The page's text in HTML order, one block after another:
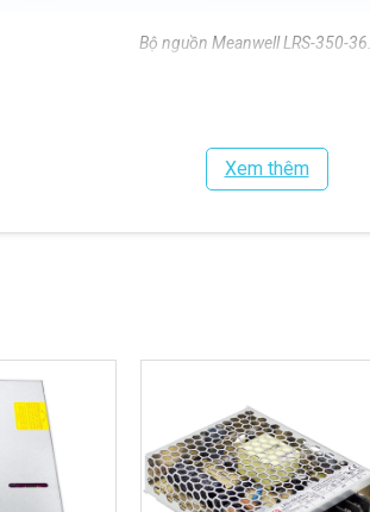
Bộ nguồn Meanwell LRS-350-
LRS-350-36
-25 đến +70℃
Kim loại
Xem thêm